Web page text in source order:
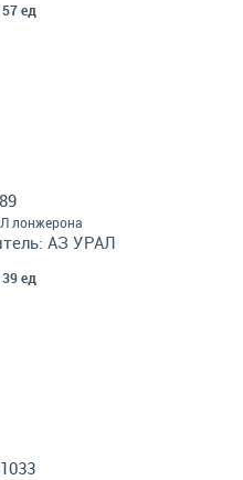
ед
лонжерона
АЗ УРАЛ
ед